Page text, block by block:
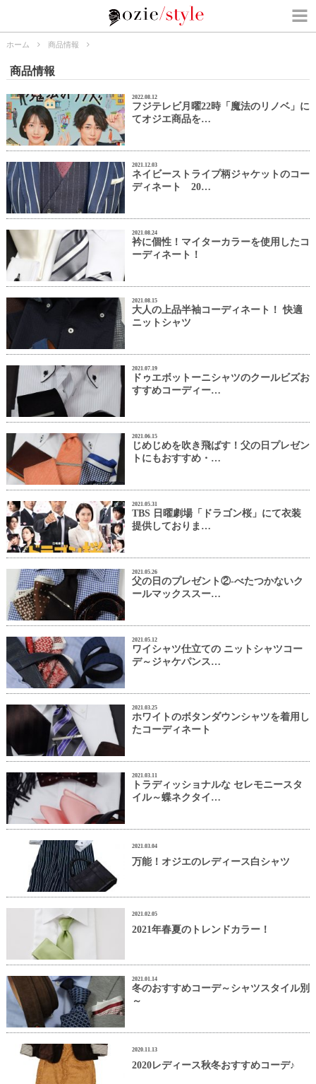
ホーム 商品情報
商品情報
2022.08.12
フジテレビ月曜22時「魔法のリノベ」に
てオジエ商品を…
2021.12.03
ネイビーストライプ柄ジャケットのコー
ディネート 20…
2021.08.24
衿に個性！マイターカラーを使用したコ
ーディネート！
2021.08.15
大人の上品半袖コーディネート！ 快適
ニットシャツ
2021.07.19
ドゥエボットーニシャツのクールビズお
すすめコーディー…
2021.06.15
じめじめを吹き飛ばす！父の日プレゼン
トにもおすすめ・…
2021.05.31
TBS 日曜劇場「ドラゴン桜」にて衣装
提供しておりま…
2021.05.26
父の日のプレゼント②-べたつかないク
ールマックススー…
2021.05.12
ワイシャツ仕立ての ニットシャツコー
デ～ジャケパンス…
2021.03.25
ホワイトのボタンダウンシャツを着用し
たコーディネート
2021.03.11
トラディッショナルな セレモニースタ
イル～蝶ネクタイ…
2021.03.04
万能！オジエのレディース白シャツ
2021.02.05
2021年春夏のトレンドカラー！
2021.01.14
冬のおすすめコーデ～シャツスタイル別
～
2020.11.13
2020レディース秋冬おすすめコーデ♪